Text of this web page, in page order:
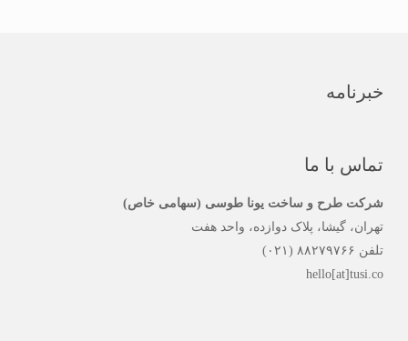
خبرنامه
تماس با ما
شرکت طرح و ساخت یونا طوسی (سهامی خاص)
تهران، گیشا، پلاک دوازده، واحد هفت
تلفن ۸۸۲۷۹۷۶۶ (۰۲۱)
hello[at]tusi.co